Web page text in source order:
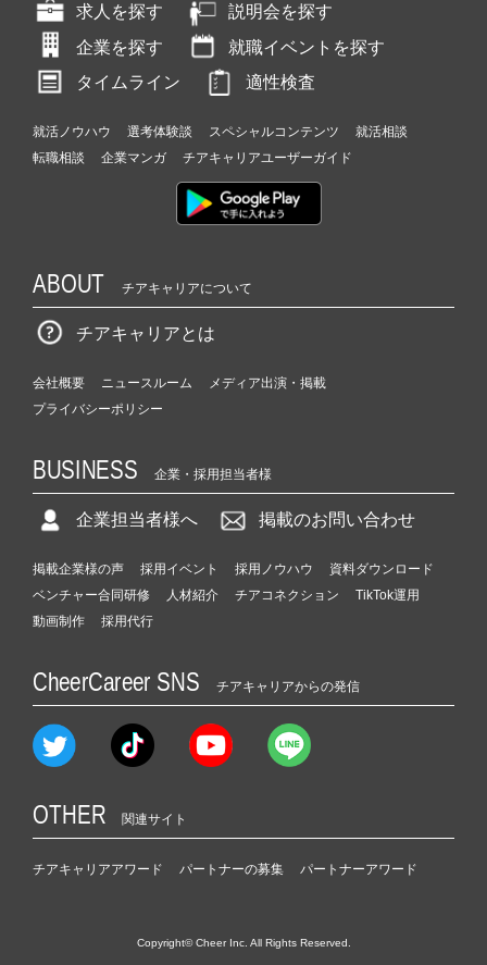
求人を探す
説明会を探す
企業を探す
就職イベントを探す
タイムライン
適性検査
就活ノウハウ 選考体験談 スペシャルコンテンツ
就活相談
転職相談
企業マンガ チアキャリアユーザーガイド
ABOUT チアキャリアについて
チアキャリアとは
会社概要 ニュースルーム
メディア出演・掲載
プライバシーポリシー
BUSINESS 企業・採用担当者様
企業担当者様へ 掲載のお問い合わせ
掲載企業様の声 採用イベント 採用ノウハウ
資料ダウンロード
ベンチャー合同研修
人材紹介 チアコネクション
TikTok運用
動画制作
採用代行
CheerCareer SNS チアキャリアからの発信
OTHER 関連サイト
チアキャリアアワード パートナーの募集 パートナーアワード
Copyright© Cheer Inc. All Rights Reserved.